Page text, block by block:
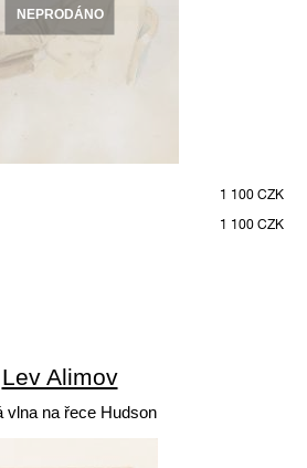
NEPRODÁNO
1 100 CZK
1 100 CZK
Lev Alimov
vlna na řece Hudson